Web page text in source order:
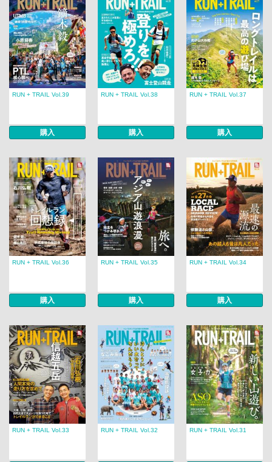
RUN + TRAIL Vol.39
購入
RUN + TRAIL Vol.38
購入
RUN + TRAIL Vol.37
購入
RUN + TRAIL Vol.36
購入
RUN + TRAIL Vol.35
購入
RUN + TRAIL Vol.34
購入
RUN + TRAIL Vol.33 RUN + TRAIL Vol.32 RUN + TRAIL Vol.31